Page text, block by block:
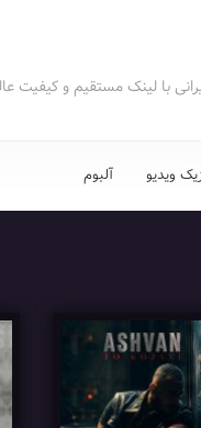
با لینک مستقیم و کیفیت
ویدیو آلبوم